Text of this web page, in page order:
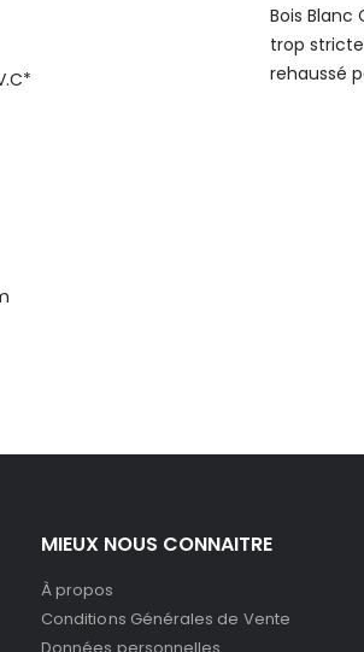
Bois
trop
rehaussé
MIEUX NOUS CONNAITRE
À propos
Conditions Générales de Vente